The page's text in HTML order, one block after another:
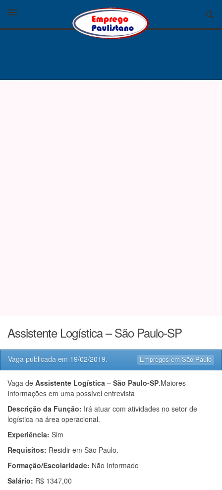
Assistente Logística – São Paulo-SP
Empregos em São Paulo
Vaga publicada em 19/02/2019.
Vaga de Assistente Logística – São Paulo-SP.Maiores
Informações em uma possível entrevista
Descrição da Função: Irá atuar com atividades no setor de
logística na área operacional.
Experiência: Sim
Requisitos: Residir em São Paulo.
Formação/Escolaridade: Não Informado
Salário: R$ 1347,00